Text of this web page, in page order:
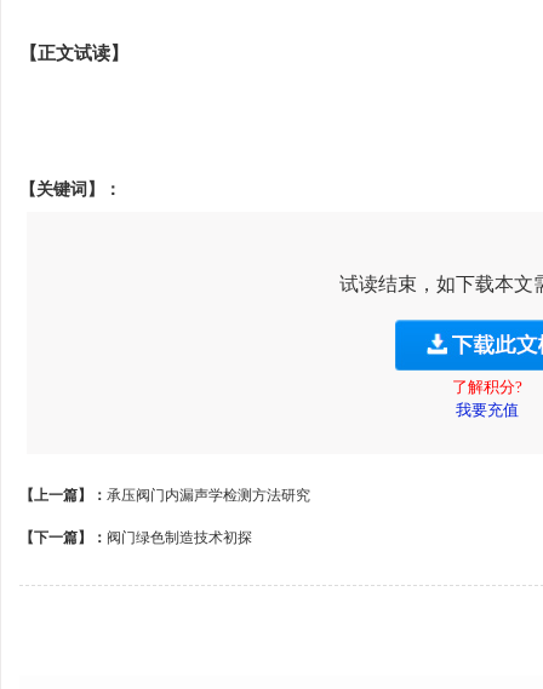
【正文试读】
【关键词】：
试读结束，如下载本文
了解积分?
我要充值
【上一篇】： 承压阀门内漏声学检测方法研究
【下一篇】： 阀门绿色制造技术初探